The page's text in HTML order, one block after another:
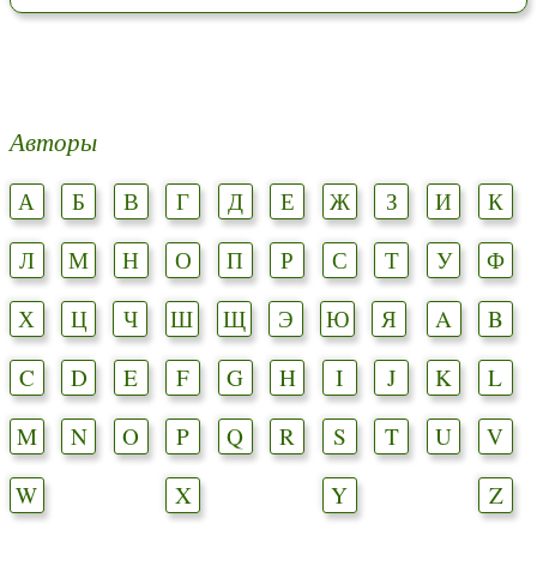
Авторы
А Б В Г Д Е Ж З И
К
Л
М Н О П Р С Т У
Ф
Х
Ц Ч Ш Щ Э Ю Я A
B
C
D E F G H I J K
L
M
N O P Q R S T U
V
W
X Y Z